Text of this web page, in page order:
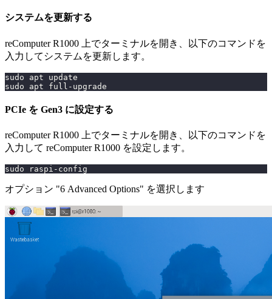
システムを更新する
reComputer R1000 上でターミナルを開き、以下のコマンドを
入力してシステムを更新します。
sudo apt update
sudo apt full-upgrade
PCIe を Gen3 に設定する
reComputer R1000 上でターミナルを開き、以下のコマンドを
入力して reComputer R1000 を設定します。
sudo raspi-config
オプション "6 Advanced Options" を選択します